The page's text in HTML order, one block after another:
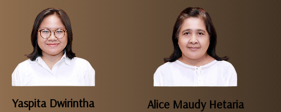
Yaspita Dwirintha
Alice Maudy Hetaria